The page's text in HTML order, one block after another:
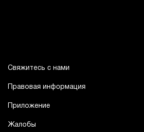
Свяжитесь с нами
Правовая информация
Приложение
Жалобы